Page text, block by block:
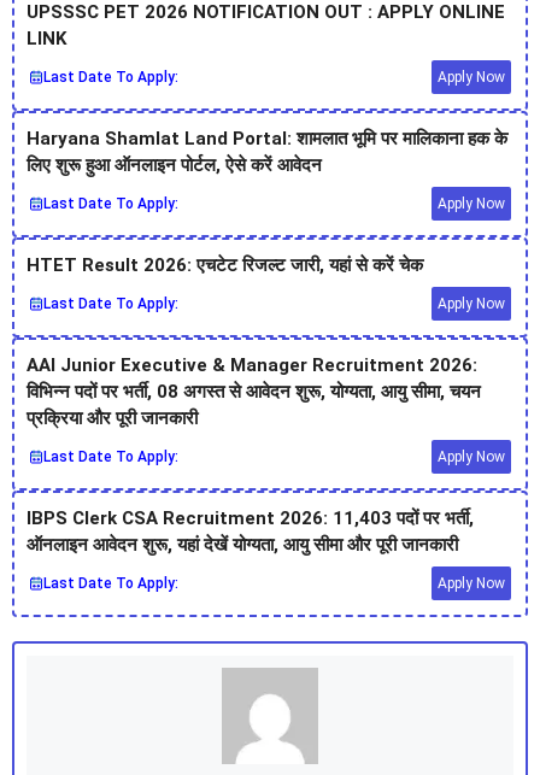
UPSSSC PET 2026 NOTIFICATION OUT : APPLY ONLINE
LINK
Last Date To Apply: Apply Now
Haryana Shamlat Land Portal: शामलात भूमि पर मालिकाना हक के
लिए शुरू हुआ ऑनलाइन पोर्टल, ऐसे करें आवेदन
Last Date To Apply: Apply Now
HTET Result 2026: एचटेट रिजल्ट जारी, यहां से करें चेक
Last Date To Apply: Apply Now
AAI Junior Executive & Manager Recruitment 2026:
विभिन्न पदों पर भर्ती, 08 अगस्त से आवेदन शुरू, योग्यता, आयु सीमा, चयन
प्रक्रिया और पूरी जानकारी
Last Date To Apply: Apply Now
IBPS Clerk CSA Recruitment 2026: 11,403 पदों पर भर्ती,
ऑनलाइन आवेदन शुरू, यहां देखें योग्यता, आयु सीमा और पूरी जानकारी
Last Date To Apply: Apply Now